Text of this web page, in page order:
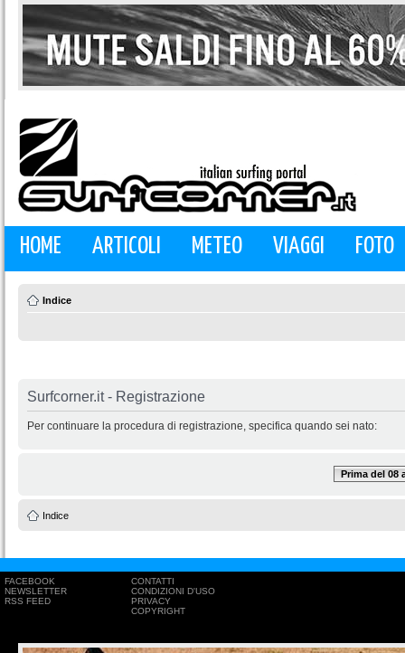
HOME ARTICOLI METEO VIAGGI FOTO
Indice
Surfcorner.it - Registrazione
Per continuare la procedura di registrazione, specifica quando sei nato:
Prima del 08
Indice
FACEBOOK
NEWSLETTER
RSS FEED
CONTATTI
CONDIZIONI D'USO
PRIVACY
COPYRIGHT